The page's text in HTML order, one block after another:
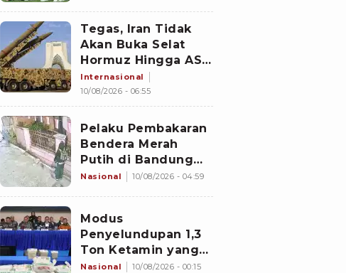
2026: Jangan Hujat
Pemain
Tegas, Iran Tidak
Akan Buka Selat
Hormuz Hingga AS
Penuhi Seluruh
Syarat
Internasional
10/08/2026 - 06:55
Pelaku Pembakaran
Bendera Merah
Putih di Bandung
Masih Berkeliaran,
Berhadiah
Nasional 10/08/2026 - 04:59
Modus
Penyelundupan 1,3
Ton Ketamin yang
Berhasil Digagalkan
Nasional 10/08/2026 - 00:15